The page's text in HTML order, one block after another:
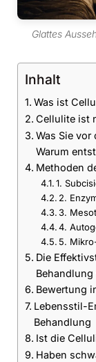
Glattes
Inhalt
Was ist
Cellulite ist
Was Sie
Warum
Methoden
1.
2.
3.
4.
5.
Die
Bewertung
Lebensstil-
Behandlung
Ist die
Haben